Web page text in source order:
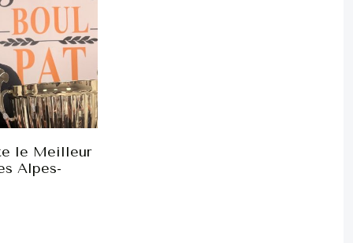
le Meilleur
Alpes-